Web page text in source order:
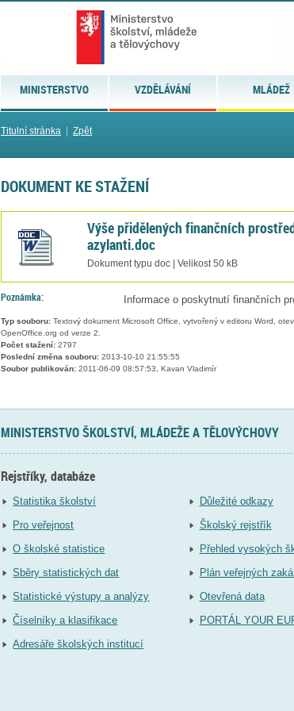
MINISTERSTVO VZDĚLÁVÁNÍ MLÁDEŽ
Titulní stránka Zpět
DOKUMENT KE STAŽENÍ
Výše přidělených finančních
azylanti.doc
Dokument typu doc | Velikost 50 kB
Poznámka: Informace o poskytnutí finančních
Typ souboru: Textový dokument Microsoft Office, vytvořený v editoru Word,
OpenOffice.org od verze 2.
Počet stažení: 2797
Poslední změna souboru: 2013-10-10 21:55:55
Soubor publikován: 2011-06-09 08:57:53, Kavan Vladimír
MINISTERSTVO ŠKOLSTVÍ, MLÁDEŽE A TĚLOVÝCHOVY
Rejstříky, databáze
Statistika školství
Pro veřejnost
O školské statistice
Sběry statistických dat
Statistické výstupy a analýzy
Číselníky a klasifikace
Adresáře školských institucí
Důležité odkazy
Školský rejstřík
Přehled vysokých
Plán veřejných
Otevřená data
PORTÁL YOUR